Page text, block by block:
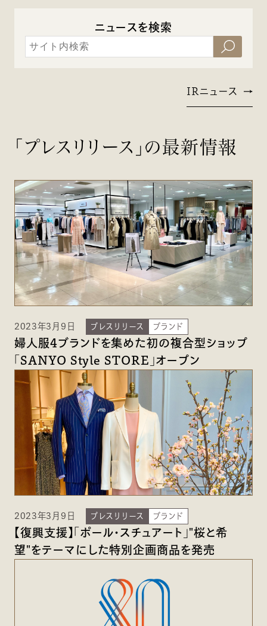
ニュースを検索
IRニュース
「プレスリリース」の最新情報
2023年3月9日 プレスリリース ブランド
婦人服4ブランドを集めた初の複合型ショップ
「SANYO Style STORE」オープン
2023年3月9日 プレスリリース ブランド
【復興支援】「ポール・スチュアート」"桜と希
望"をテーマにした特別企画商品を発売